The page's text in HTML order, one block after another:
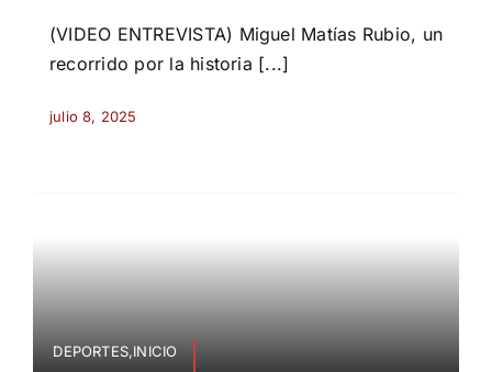
(VIDEO ENTREVISTA) Miguel Matías Rubio, un
recorrido por la historia [...]
julio 8, 2025
DEPORTES,INICIO